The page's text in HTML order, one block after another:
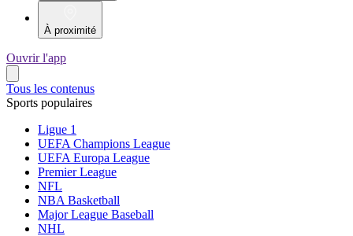
À proximité
Ouvrir l'app
Tous les contenus
Sports populaires
Ligue 1
UEFA Champions League
UEFA Europa League
Premier League
NFL
NBA Basketball
Major League Baseball
NHL